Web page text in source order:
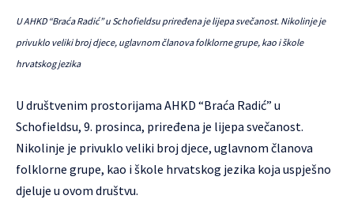
U AHKD “Braća Radić” u Schofieldsu priređena je lijepa svečanost. Nikolinje je
privuklo veliki broj djece, uglavnom članova folklorne grupe, kao i škole
hrvatskog jezika
U društvenim prostorijama AHKD “Braća Radić” u
Schofieldsu, 9. prosinca, priređena je lijepa svečanost.
Nikolinje je privuklo veliki broj djece, uglavnom članova
folklorne grupe, kao i škole hrvatskog jezika koja uspješno
djeluje u ovom društvu.